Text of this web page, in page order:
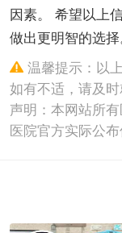
因素。 希望以上
做出更明智的选择
温馨提示：以
如有不适，请及时
声明：本网站所
医院官方实际公布